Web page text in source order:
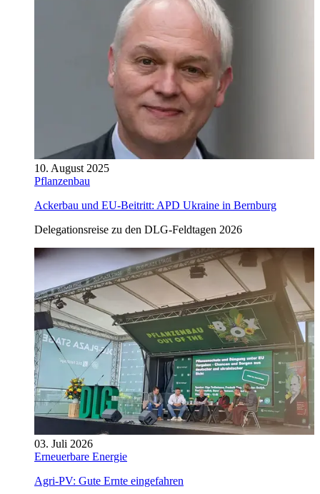
10. August 2025
Pflanzenbau
Ackerbau und EU-Beitritt: APD Ukraine in Bernburg
Delegationsreise zu den DLG-Feldtagen 2026
03. Juli 2026
Erneuerbare Energie
Agri-PV: Gute Ernte eingefahren